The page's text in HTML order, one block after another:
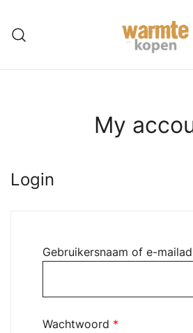
naar
My
Login
Gebruikersnaam of e-
Wachtwoord *